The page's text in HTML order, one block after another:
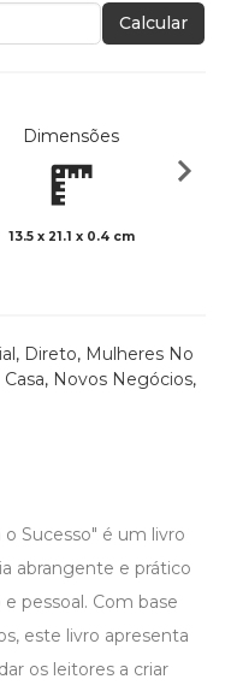
Calcular
Dimensões
13.5 x 21.1 x 0.4 cm
, Direto, Mulheres No
, Novos Negócios,
o Sucesso" é um livro
abrangente e prático
pessoal. Com base
este livro apresenta
os leitores a criar